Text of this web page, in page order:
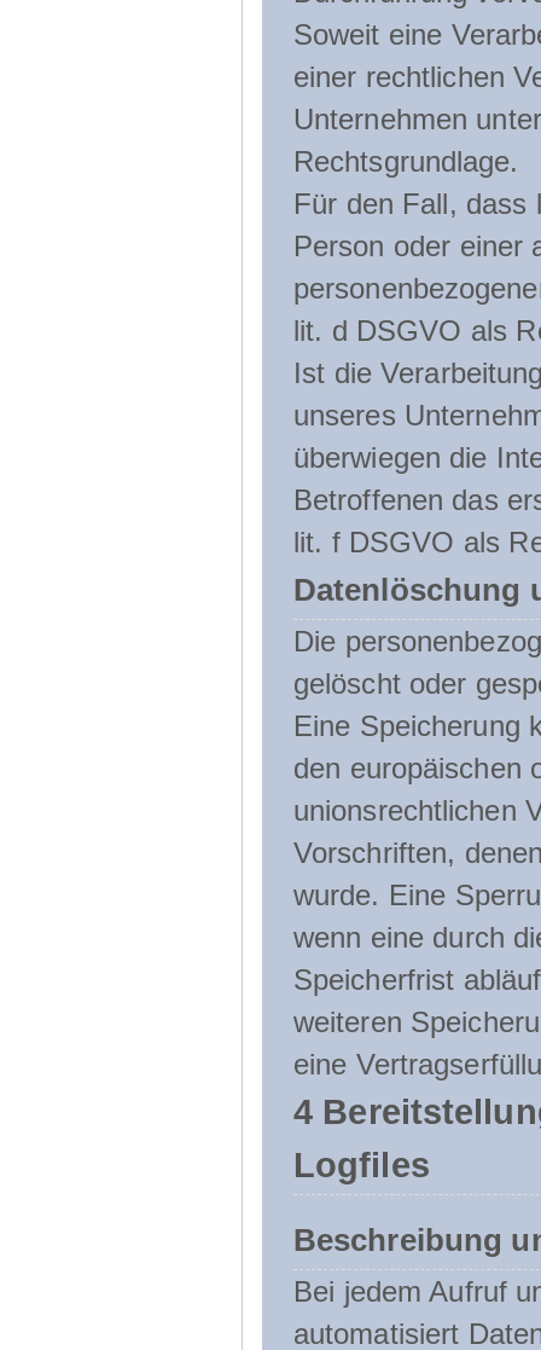
Soweit eine
einer rechtlichen
Unternehmen
Rechtsgrundlage.
Für den Fall, dass
Person oder einer
lit. d DSGVO als
Ist die
unseres
überwiegen die
Betroffenen das
lit. f DSGVO als
Datenlöschung
Die
gelöscht oder
Eine Speicherung
den europäischen
unionsrechtlichen
Vorschriften,
wurde. Eine
wenn eine durch
Speicherfrist
weiteren
eine
4
Logfiles
Beschreibung
Bei jedem Aufruf
automatisiert